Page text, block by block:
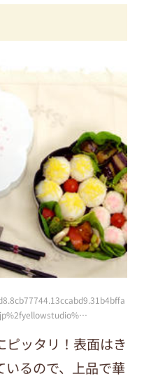
ピッタリ！表面はき
いるので、上品で華